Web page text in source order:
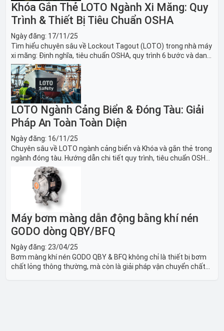
Khóa Gắn Thẻ LOTO Ngành Xi Măng: Quy
Trình & Thiết Bị Tiêu Chuẩn OSHA
Ngày đăng: 17/11/25
Tìm hiểu chuyên sâu về Lockout Tagout (LOTO) trong nhà máy
xi măng: Định nghĩa, tiêu chuẩn OSHA, quy trình 6 bước và danh
sách thiết bị LOTO thiết yếu. Giải pháp bảo trì lò nung, máy
nghiền an toàn.
LOTO Ngành Cảng Biển & Đóng Tàu: Giải
Pháp An Toàn Toàn Diện
Ngày đăng: 16/11/25
Chuyên sâu về LOTO ngành cảng biển và Khóa và gắn thẻ trong
ngành đóng tàu. Hướng dẫn chi tiết quy trình, tiêu chuẩn OSHA,
thiết bị và Giải pháp LOTO trong công nghiệp đóng tàu toàn
Máy bơm màng dẫn động bằng khí nén
GODO dòng QBY/BFQ
Ngày đăng: 23/04/25
Bơm màng khí nén GODO QBY & BFQ không chỉ là thiết bị bơm
chất lỏng thông thường, mà còn là giải pháp vận chuyển chất